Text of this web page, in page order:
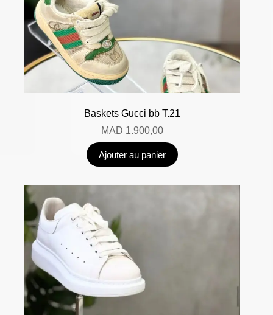
Baskets Gucci bb T.21
MAD 1.900,00
Ajouter au panier